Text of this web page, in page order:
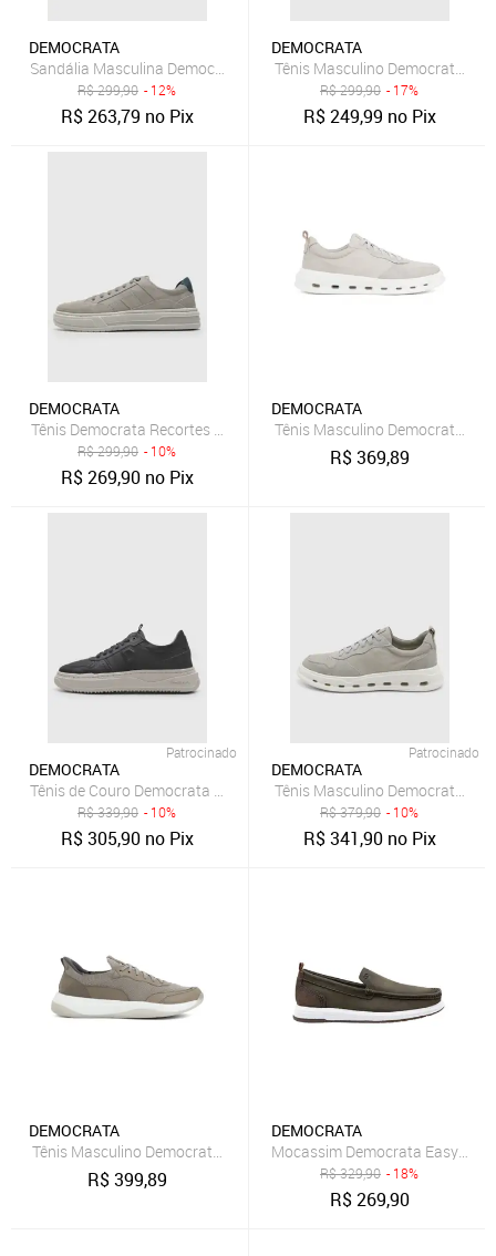
DEMOCRATA
Sandália Masculina Democrata Dock Couro Cinza
R$299,90 - 12%
R$263,79 no Pix
DEMOCRATA
Tênis Masculino Democrata Slip
R$299,90 - 17%
R$249,99 no Pix
DEMOCRATA
Tênis Democrata Recortes Cinza
R$299,90 - 10%
R$269,90no Pix
DEMOCRATA
Tênis Masculino Democrata
R$369,89
Patrocinado
DEMOCRATA
Tênis de Couro Democrata Logo Grafite
R$339,90 - 10%
R$305,90no Pix
Patrocinado
DEMOCRATA
Tênis Masculino Democrata
R$379,90 - 10%
R$341,90no Pix
DEMOCRATA
Tênis Masculino Democrata Casual Knit Draft Pulse Calce Fácil
R$399,89
DEMOCRATA
Mocassim Democrata Easy
R$329,90 - 18%
R$269,90